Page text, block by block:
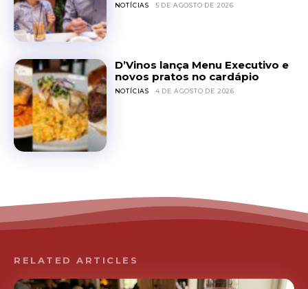
NOTÍCIAS 5 DE AGOSTO DE 2026
D’Vinos lança Menu Executivo e
novos pratos no cardápio
NOTÍCIAS 4 DE AGOSTO DE 2026
RELATED ARTICLES